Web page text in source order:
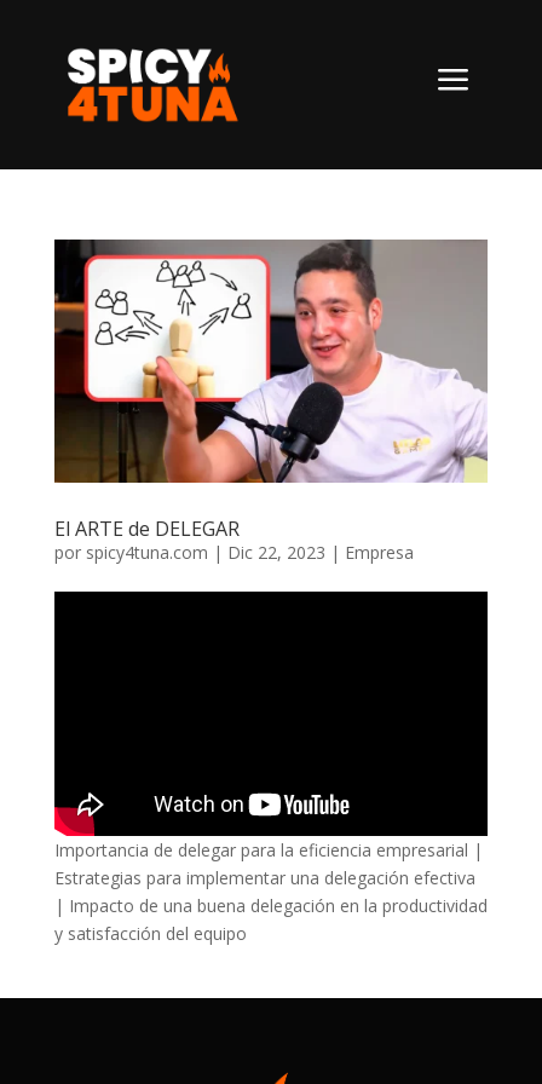
a
El ARTE de DELEGAR
por spicy4tuna.com | Dic 22, 2023 | Empresa
Importancia de delegar para la eficiencia empresarial |
Estrategias para implementar una delegación efectiva
| Impacto de una buena delegación en la productividad
y satisfacción del equipo